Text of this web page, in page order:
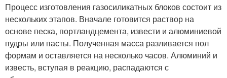
Процесс изготовления газосиликатных блоков состоит из
нескольких этапов. Вначале готовится раствор на
основе песка, портландцемента, извести и алюминиевой
пудры или пасты. Полученная масса разливается пол
формам и оставляется на несколько часов. Алюминий и
известь, вступая в реакцию, распадаются с